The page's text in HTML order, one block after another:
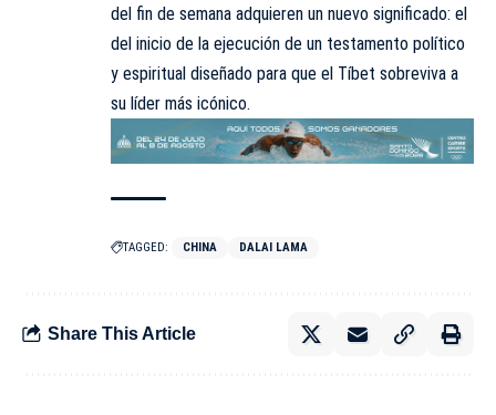
del fin de semana adquieren un nuevo significado: el
del inicio de la ejecución de un testamento político
y espiritual diseñado para que el Tíbet sobreviva a
su líder más icónico.
TAGGED: CHINA DALAI LAMA
Share This Article